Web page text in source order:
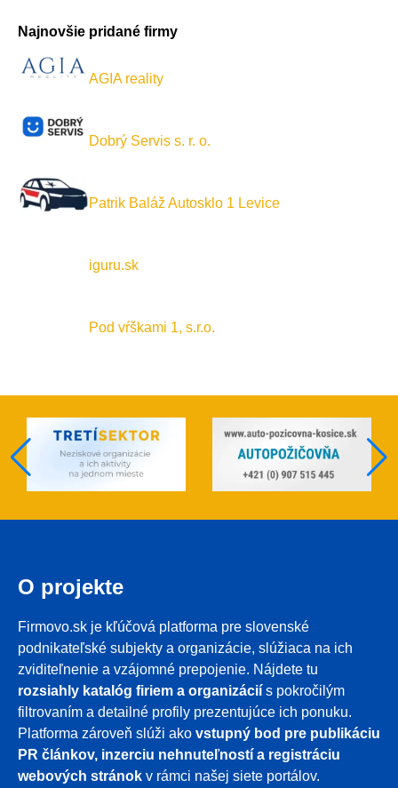
Najnovšie pridané firmy
AGIA reality
Dobrý Servis s. r. o.
Patrik Baláž Autosklo 1 Levice
iguru.sk
Pod vŕškami 1, s.r.o.
O projekte
Firmovo.sk je kľúčová platforma pre slovenské
podnikateľské subjekty a organizácie, slúžiaca na ich
zviditeľnenie a vzájomné prepojenie. Nájdete tu
rozsiahly katalóg firiem a organizácií s pokročilým
filtrovaním a detailné profily prezentujúce ich ponuku.
Platforma zároveň slúži ako vstupný bod pre publikáciu
PR článkov, inzerciu nehnuteľností a registráciu
webových stránok v rámci našej siete portálov.